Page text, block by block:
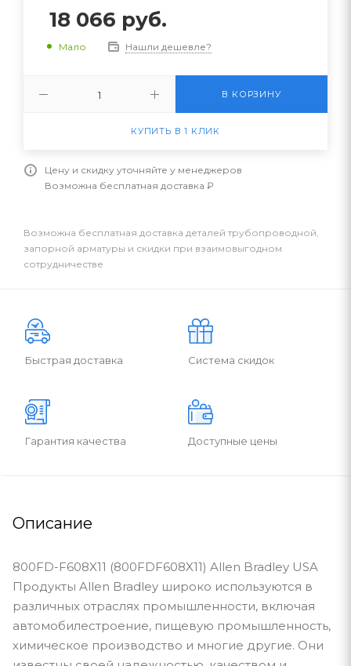
18 066 руб.
Мало Нашли дешевле?
В КОРЗИНУ
КУПИТЬ В 1 КЛИК
Цену и скидку уточняйте у менеджеров
Возможна бесплатная доставка ₽
Возможна бесплатная доставка деталей трубопроводной,
запорной арматуры и скидки при взаимовыгодном
сотрудничестве
Быстрая доставка Система скидок
Гарантия качества Доступные цены
Описание
800FD-F608X11 (800FDF608X11) Allen Bradley USA
Продукты Allen Bradley широко используются в
различных отраслях промышленности, включая
автомобилестроение, пищевую промышленность,
химическое производство и многие другие. Они